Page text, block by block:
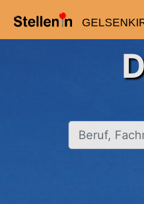
Beruf,